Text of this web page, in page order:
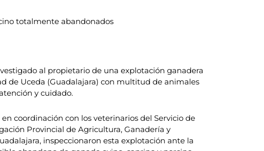
totalmente abandonados
al propietario de una explotación ganadera
de Uceda (Guadalajara) con multitud de animales
y cuidado.
coordinación con los veterinarios del Servicio de
Provincial de Agricultura, Ganadería y
inspeccionaron esta explotación ante la